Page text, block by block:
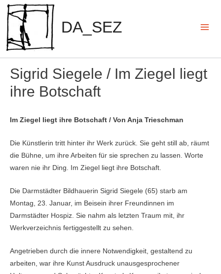
Zum
Inhalt
springen
DA_SEZ
Sigrid Siegele / Im Ziegel liegt
ihre Botschaft
Im Ziegel liegt ihre Botschaft / Von Anja Trieschman
Die Künstlerin tritt hinter ihr Werk zurück. Sie geht still ab, räumt
die Bühne, um ihre Arbeiten für sie sprechen zu lassen. Worte
waren nie ihr Ding. Im Ziegel liegt ihre Botschaft.
Die Darmstädter Bildhauerin Sigrid Siegele (65) starb am
Montag, 23. Januar, im Beisein ihrer Freundinnen im
Darmstädter Hospiz. Sie nahm als letzten Traum mit, ihr
Werkverzeichnis fertiggestellt zu sehen.
Angetrieben durch die innere Notwendigkeit, gestaltend zu
arbeiten, war ihre Kunst Ausdruck unausgesprochener